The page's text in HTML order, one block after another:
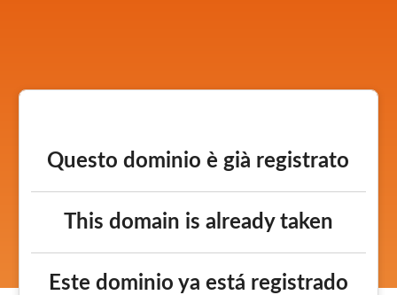
Questo dominio è già registrato
This domain is already taken
Este dominio ya está registrado